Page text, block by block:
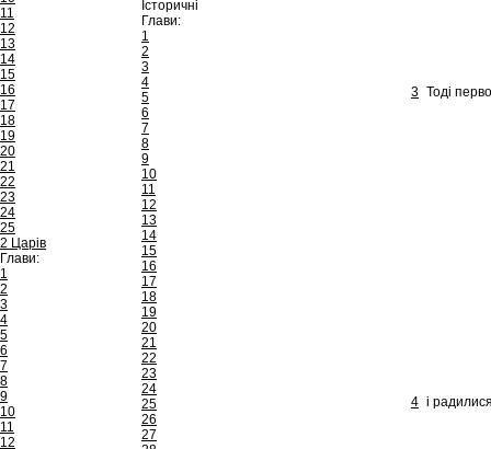
11
12
13
14
15
16
17
18
19
20
21
22
23
24
25
2 Царів
Глави:
1
2
3
4
5
6
7
8
9
10
11
12
Історичні
Глави:
1
2
3
4
5
6
7
8
9
10
11
12
13
14
15
16
17
18
19
20
21
22
23
24
25
26
27
3 Тоді
4 і